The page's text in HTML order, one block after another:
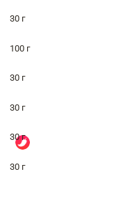
30 г
100 г
30 г
30 г
30 г
30 г